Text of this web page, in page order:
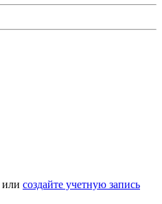
или создайте учетную запись